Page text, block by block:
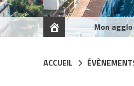
Mon agglo
ACCUEIL